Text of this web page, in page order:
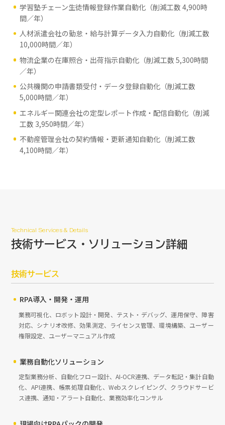
学習塾チェーン生徒情報登録作業自動化（削減工数 4,900時
間／年）
人材派遣会社の勤怠・給与計算データ入力自動化（削減工数
10,000時間／年）
物流企業の在庫照合・出荷指示自動化（削減工数 5,300時間
／年）
公共機関の申請書類受付・データ登録自動化（削減工数
5,000時間／年）
エネルギー関連会社の定型レポート作成・配信自動化（削減
工数 3,950時間／年）
不動産管理会社の契約情報・更新通知自動化（削減工数
4,100時間／年）
Technical Services & Details
技術サービス・ ソリューション詳細
技術サービス
RPA導入・開発・運用
業務可視化、ロボット設計・開発、テスト・デバッグ、運用保守、障害
対応、シナリオ改修、効果測定、ライセンス管理、環境構築、ユーザー
権限設定、ユーザーマニュアル作成
業務自動化ソリューション
定型業務分析、自動化フロー設計、AI-OCR連携、データ転記・集計自動
化、API連携、帳票処理自動化、Webスクレイピング、クラウドサービ
ス連携、通知・アラート自動化、業務効率化コンサル